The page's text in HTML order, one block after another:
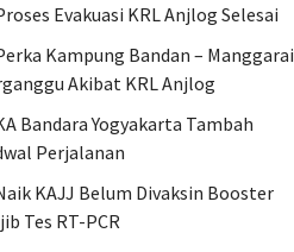
Evakuasi KRL Anjlog Selesai
Kampung Bandan – Manggarai
Akibat KRL Anjlog
Bandara Yogyakarta Tambah
Perjalanan
KAJJ Belum Divaksin Booster
Tes RT-PCR